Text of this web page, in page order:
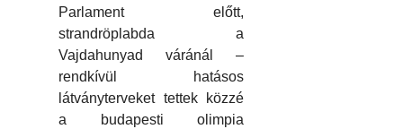
Parlament előtt,
strandröplabda a
Vajdahunyad váránál –
rendkívül hatásos
látványterveket tettek közzé
a budapesti olimpia